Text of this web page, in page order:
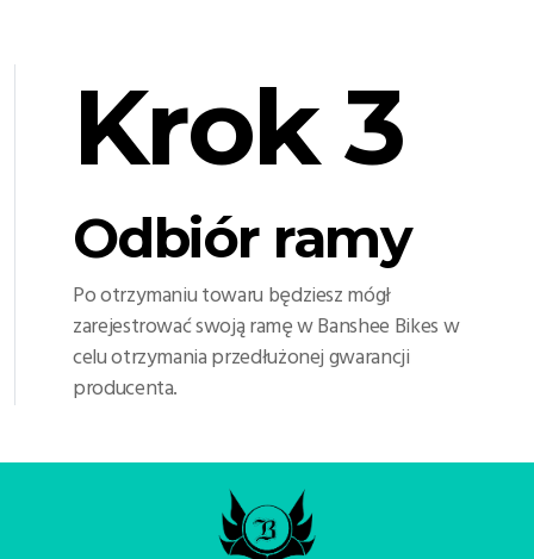
Krok 3
Odbiór ramy
Po otrzymaniu towaru będziesz mógł
zarejestrować swoją ramę w Banshee Bikes w
celu otrzymania przedłużonej gwarancji
producenta.